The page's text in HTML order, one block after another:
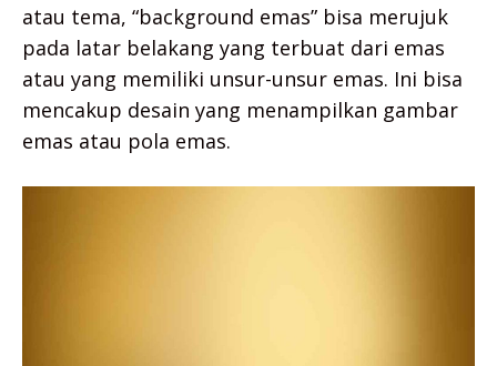
atau tema, “background emas” bisa merujuk
pada latar belakang yang terbuat dari emas
atau yang memiliki unsur-unsur emas. Ini bisa
mencakup desain yang menampilkan gambar
emas atau pola emas.